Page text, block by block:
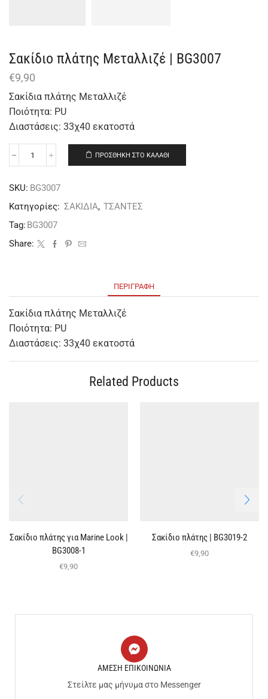
Σακίδιο πλάτης Μεταλλιζέ | BG3007
€9,90
Σακίδια πλάτης Μεταλλιζέ
Ποιότητα: PU
Διαστάσεις: 33χ40 εκατοστά
ΠΡΟΣΘΉΚΗ ΣΤΟ ΚΑΛΆΘΙ
SKU: BG3007
Κατηγορίες: ΣΑΚΙΔΙΑ, ΤΣΑΝΤΕΣ
Tag: BG3007
Share:
ΠΕΡΙΓΡΑΦΉ
Σακίδια πλάτης Μεταλλιζέ
Ποιότητα: PU
Διαστάσεις: 33χ40 εκατοστά
Related Products
Σακίδιο πλάτης για Marine Look |
BG3008-1
€9,90
Σακίδιο πλάτης | BG3019-2
€9,90
ΑΜΕΣΗ ΕΠΙΚΟΙΝΩΝΙΑ
Στείλτε μας μήνυμα στο Messenger